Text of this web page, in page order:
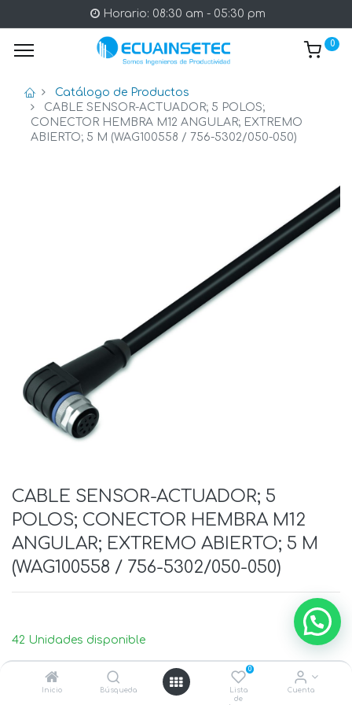
Inicio Búsqueda
0
Lista
de
Cuenta
Horario: 08:30 am - 05:30 pm
0
Catálogo de Productos
CABLE SENSOR-ACTUADOR; 5 POLOS;
CONECTOR HEMBRA M12 ANGULAR; EXTREMO
ABIERTO; 5 M (WAG100558 / 756-5302/050-050)
CABLE SENSOR-ACTUADOR; 5
POLOS; CONECTOR HEMBRA M12
ANGULAR; EXTREMO ABIERTO; 5 M
(WAG100558 / 756-5302/050-050)
42 Unidades disponible